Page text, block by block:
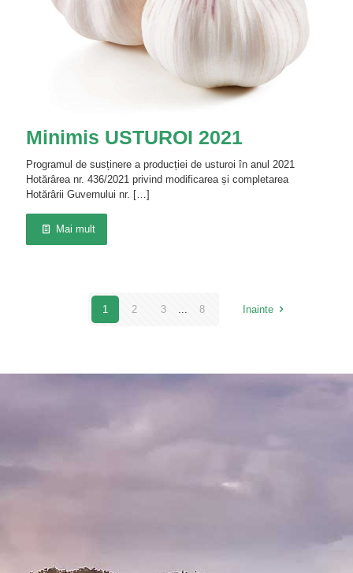
Minimis USTUROI 2021
Programul de susținere a producției de usturoi în anul 2021
Hotărârea nr. 436/2021 privind modificarea și completarea
Hotărârii Guvernului nr. […]
Mai mult
1 2 3 8 Inainte